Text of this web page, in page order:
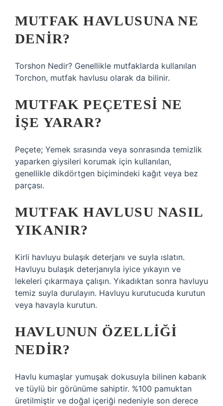
MUTFAK HAVLUSUNA NE
DENIR?
Torshon Nedir? Genellikle mutfaklarda kullanılan
Torchon, mutfak havlusu olarak da bilinir.
MUTFAK PEÇETESI NE
IŞE YARAR?
Peçete; Yemek sırasında veya sonrasında temizlik
yaparken giysileri korumak için kullanılan,
genellikle dikdörtgen biçimindeki kağıt veya bez
parçası.
MUTFAK HAVLUSU NASIL
YIKANIR?
Kirli havluyu bulaşık deterjanı ve suyla ıslatın.
Havluyu bulaşık deterjanıyla iyice yıkayın ve
lekeleri çıkarmaya çalışın. Yıkadıktan sonra havluyu
temiz suyla durulayın. Havluyu kurutucuda kurutun
veya havayla kurutun.
HAVLUNUN ÖZELLIĞI
NEDIR?
Havlu kumaşlar yumuşak dokusuyla bilinen kabarık
ve tüylü bir görünüme sahiptir. %100 pamuktan
üretilmiştir ve doğal içeriği nedeniyle son derece